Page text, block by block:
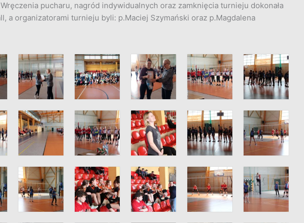
pucharu, nagród indywidualnych oraz zamknięcia turnieju dokonała
a organizatorami turnieju byli: p.Maciej Szymański oraz p.Magdalena